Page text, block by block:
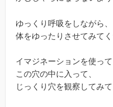
ゆっくり呼吸をしながら、
体をゆったりさせてみてく
イマジネーションを使って
この穴の中に入って、
じっくり穴を観察してみて